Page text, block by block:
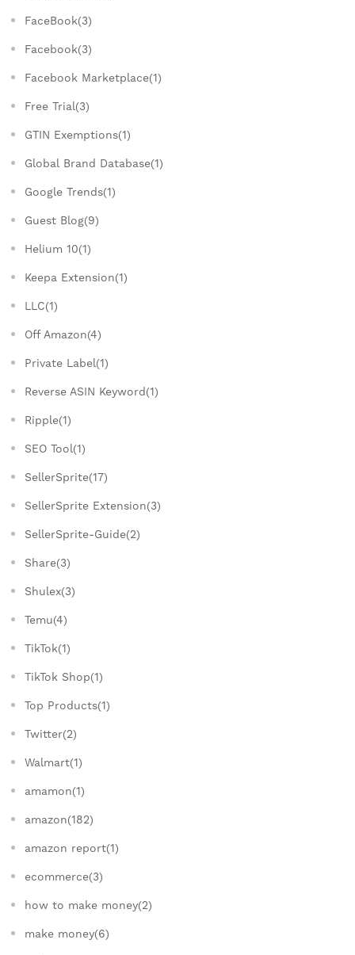
FaceBook(3)
Facebook(3)
Facebook Marketplace(1)
Free Trial(3)
GTIN Exemptions(1)
Global Brand Database(1)
Google Trends(1)
Guest Blog(9)
Helium 10(1)
Keepa Extension(1)
LLC(1)
Off Amazon(4)
Private Label(1)
Reverse ASIN Keyword(1)
Ripple(1)
SEO Tool(1)
SellerSprite(17)
SellerSprite Extension(3)
SellerSprite-Guide(2)
Share(3)
Shulex(3)
Temu(4)
TikTok(1)
TikTok Shop(1)
Top Products(1)
Twitter(2)
Walmart(1)
amamon(1)
amazon(182)
amazon report(1)
ecommerce(3)
how to make money(2)
make money(6)